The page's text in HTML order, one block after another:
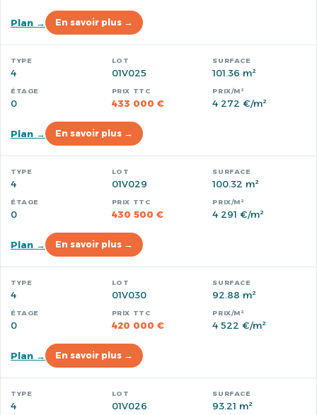
Plan → En savoir plus →
4 01V025 101.36 m²
0 433 000 € 4 272 €/m²
Plan → En savoir plus →
4 01V029 100.32 m²
0 430 500 € 4 291 €/m²
Plan → En savoir plus →
4 01V030 92.88 m²
0 420 000 € 4 522 €/m²
Plan → En savoir plus →
4 01V026 93.21 m²